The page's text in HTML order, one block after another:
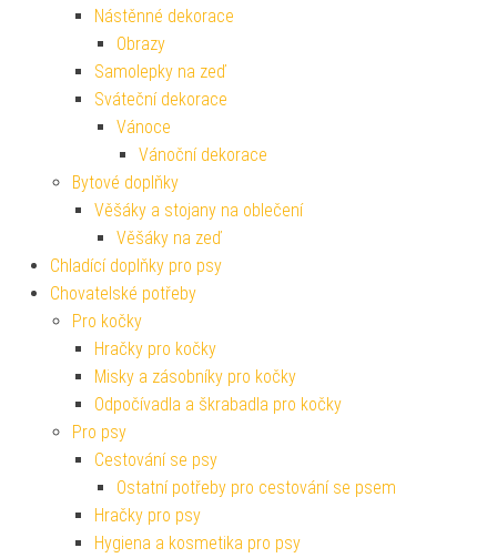
Nástěnné dekorace
Obrazy
Samolepky na zeď
Sváteční dekorace
Vánoce
Vánoční dekorace
Bytové doplňky
Věšáky a stojany na oblečení
Věšáky na zeď
Chladící doplňky pro psy
Chovatelské potřeby
Pro kočky
Hračky pro kočky
Misky a zásobníky pro kočky
Odpočívadla a škrabadla pro kočky
Pro psy
Cestování se psy
Ostatní potřeby pro cestování se psem
Hračky pro psy
Hygiena a kosmetika pro psy